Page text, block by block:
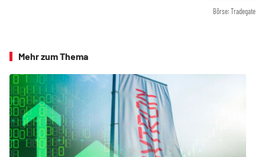
Börse: Tradegate
Mehr zum Thema